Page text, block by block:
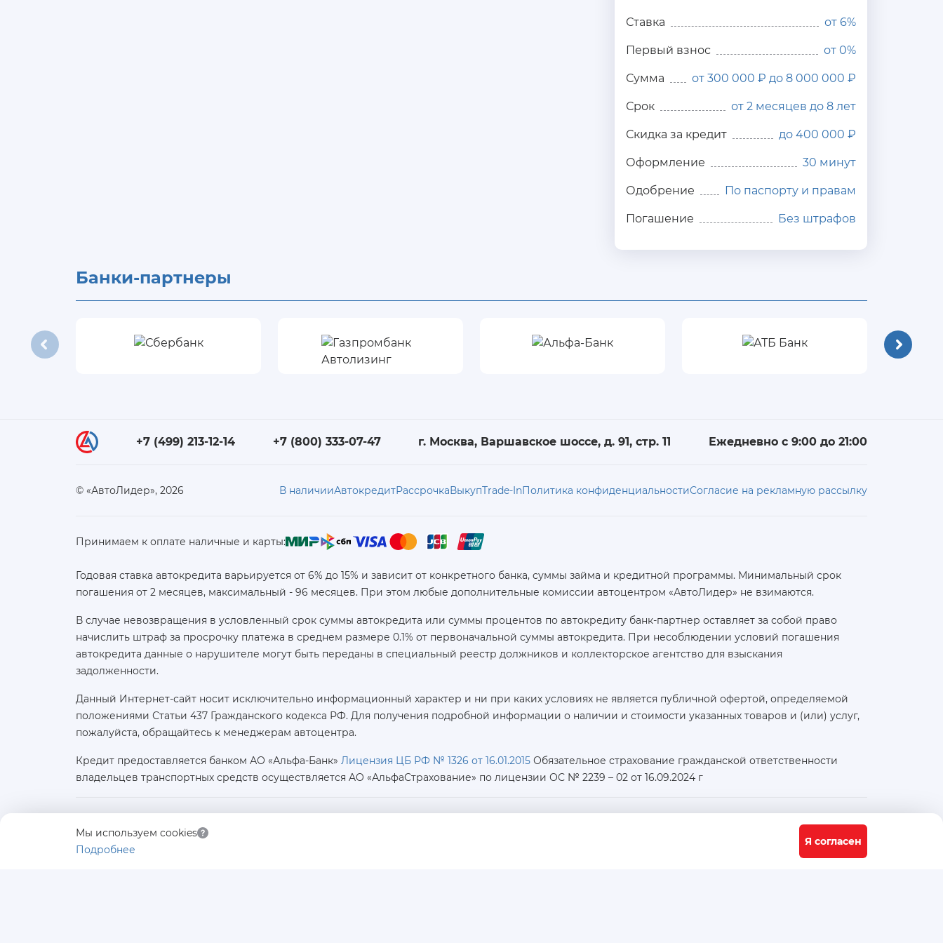
Ставка от 6%
Первый взнос от 0%
Сумма от 300 000 ₽ до 8 000 000 ₽
Срок от 2 месяцев до 8 лет
Скидка за кредит до 400 000 ₽
Оформление 30 минут
Одобрение По паспорту и правам
Погашение Без штрафов
Банки-партнеры
Мы используем cookies
Подробнее
Я согласен
+7 (499) 213-12-14 +7 (800) 333-07-47 г. Москва, Варшавское шоссе, д. 91, стр. 11 Ежедневно с 9:00 до 21:00
© «АвтоЛидер», 2026 В наличииАвтокредитРассрочкаВыкупTrade-InПолитика конфиденциальностиСогласие на рекламную рассылку
Принимаем к оплате наличные и карты:
Годовая ставка автокредита варьируется от 6% до 15% и зависит от конкретного банка, суммы займа и кредитной программы. Минимальный срок
погашения от 2 месяцев, максимальный - 96 месяцев. При этом любые дополнительные комиссии автоцентром «АвтоЛидер» не взимаются.
В случае невозвращения в условленный срок суммы автокредита или суммы процентов по автокредиту банк-партнер оставляет за собой право
начислить штраф за просрочку платежа в среднем размере 0.1% от первоначальной суммы автокредита. При несоблюдении условий погашения
автокредита данные о нарушителе могут быть переданы в специальный реестр должников и коллекторское агентство для взыскания
задолженности.
Данный Интернет-сайт носит исключительно информационный характер и ни при каких условиях не является публичной офертой, определяемой
положениями Статьи 437 Гражданского кодекса РФ. Для получения подробной информации о наличии и стоимости указанных товаров и (или) услуг,
пожалуйста, обращайтесь к менеджерам автоцентра.
Кредит предоставляется банком АО «Альфа-Банк» Лицензия ЦБ РФ № 1326 от 16.01.2015 Обязательное страхование гражданской ответственности
владельцев транспортных средств осуществляется AO «АльфаСтрахование» по лицензии ОС № 2239 – 02 от 16.09.2024 г
ООО «АВТОЛИДЕР»
117556, город Москва, Варшавское ш., д. 91 стр. 11